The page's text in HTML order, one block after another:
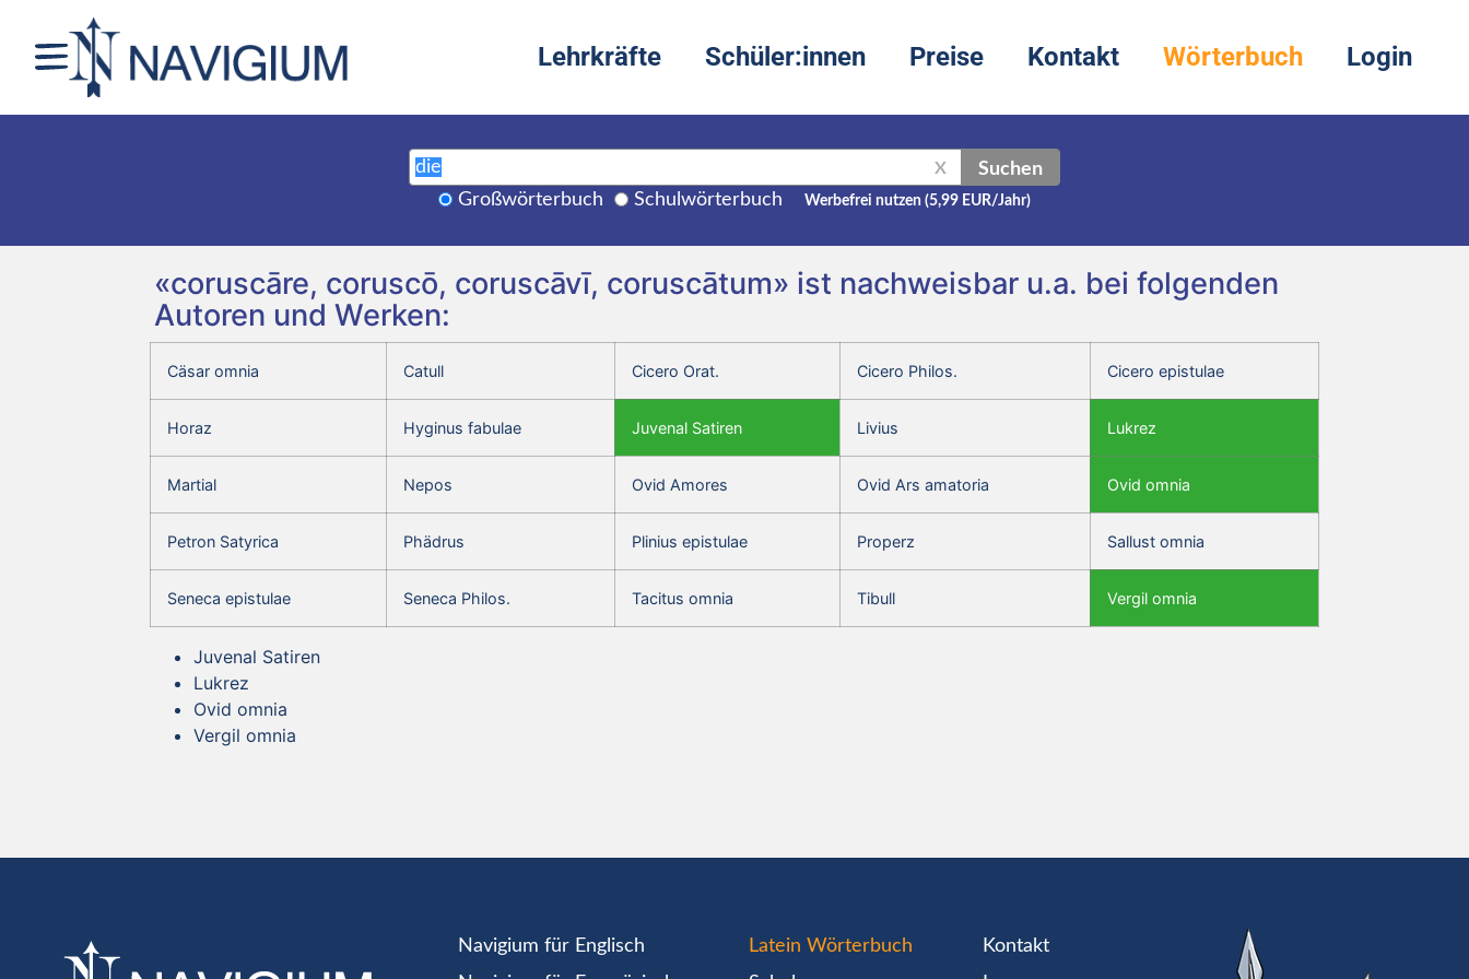
Lehrkräfte Schüler:innen Preise Kontakt Wörterbuch Login
X Suchen
Großwörterbuch Schulwörterbuch Werbefrei nutzen (5,99 EUR/Jahr)
«coruscāre, coruscō, coruscāvī, coruscātum» ist nachweisbar u.a. bei folgenden
Autoren und Werken:
Cäsar omnia Catull Cicero Orat. Cicero Philos. Cicero epistulae
Horaz Hyginus fabulae Juvenal Satiren Livius Lukrez
Martial Nepos Ovid Amores Ovid Ars amatoria Ovid omnia
Petron Satyrica Phädrus Plinius epistulae Properz Sallust omnia
Seneca epistulae Seneca Philos. Tacitus omnia Tibull Vergil omnia
Juvenal Satiren
Lukrez
Ovid omnia
Vergil omnia
Navigium für Englisch
Latein Wörterbuch
Kontakt